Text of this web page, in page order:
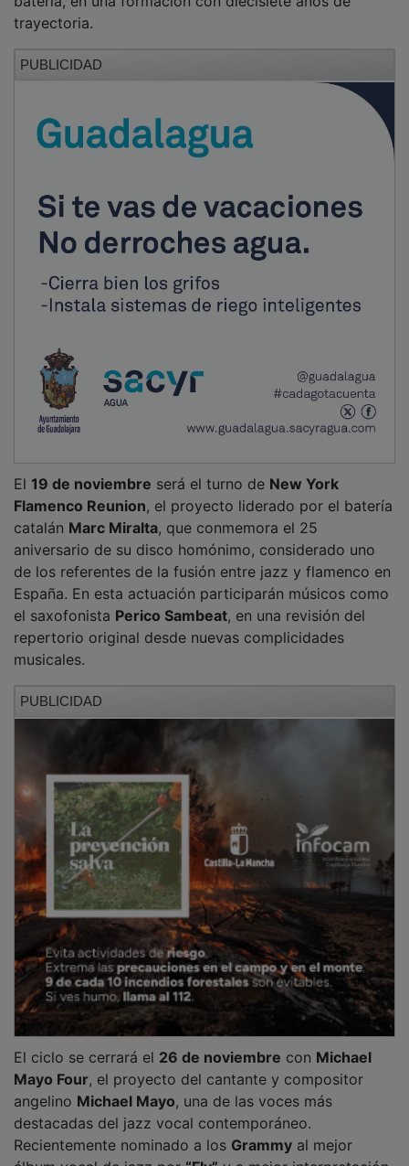
trayectoria.
Flamenco Reunion, el proyecto liderado por el batería
catalánMarc Miralta, que conmemora el 25
aniversario de su disco homónimo, considerado uno
de los referentes de la fusión entre jazz y flamenco en
España. En esta actuación participarán músicos como
el saxofonistaPerico Sambeat, en una revisión del
repertorio original desde nuevas complicidades
musicales.
Mayo Four , el proyecto del cantante y compositor
angelinoMichael Mayo , una de las voces más
destacadas del jazz vocal contemporáneo.
Recientemente nominado a losGrammyal mejor
álbum vocal de jazz por“Fly”y a mejor interpretación